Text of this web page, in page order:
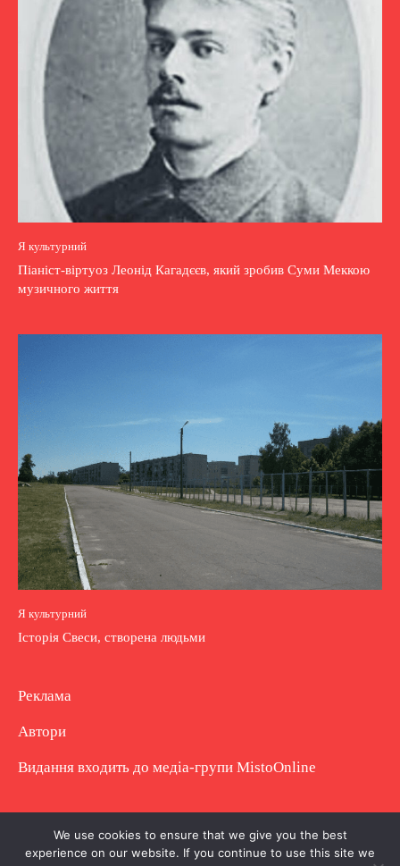
Я культурний
Піаніст-віртуоз Леонід Кагадєєв, який зробив Суми Меккою
музичного життя
Я культурний
Історія Свеси, створена людьми
Реклама
Автори
Видання входить до медіа-групи MistoOnline
Copyright © Повне використання матеріалу
заборонено. Частково можна з гіперпосиланням.
We use cookies to ensure that we give you the best
experience on our website. If you continue to use this site we